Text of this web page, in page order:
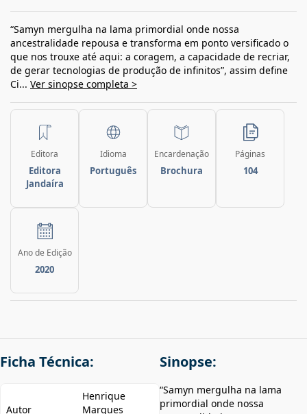
“Samyn mergulha na lama primordial onde nossa
ancestralidade repousa e transforma em ponto versificado o
que nos trouxe até aqui: a coragem, a capacidade de recriar,
de gerar tecnologias de produção de infinitos”, assim define
Ci... Ver sinopse completa >
Editora
Editora
Jandaíra
Idioma
Português
Encardenação
Brochura
Páginas
104
Ano de Edição
2020
Ficha Técnica:
Autor
Henrique
Marques
Sinopse:
“Samyn mergulha na lama
primordial onde nossa